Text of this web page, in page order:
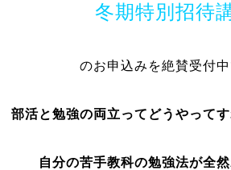
冬期特別招待
のお申込みを絶賛受付中
部活と勉強の両立ってどうやって
自分の苦手教科の勉強法が全